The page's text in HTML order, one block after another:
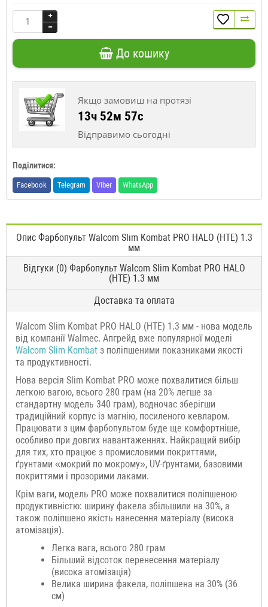
До кошику
Якщо замовиш на протязі
13ч 52м 56с
Відправимо сьогодні
Поділитися:
Facebook Telegram Viber WhatsApp
Опис Фарбопульт Walcom Slim Kombat PRO HALO (HTE) 1.3
мм
Відгуки (0) Фарбопульт Walcom Slim Kombat PRO HALO
(HTE) 1.3 мм
Доставка та оплата
Walcom Slim Kombat PRO HALO (HTE) 1.3 мм - нова модель
від компанії Walmec. Апгрейд вже популярної моделі
Walcom Slim Kombat з поліпшеними показниками якості
та продуктивності.
Нова версія Slim Kombat PRO може похвалитися більш
легкою вагою, всього 280 грам (на 20% легше за
стандартну модель 340 грам), водночас зберігши
традиційний корпус із магнію, посиленого кевларом.
Працювати з цим фарбопультом буде ще комфортніше,
особливо при довгих навантаженнях. Найкращий вибір
для тих, хто працює з промисловими покриттями,
ґрунтами «мокрий по мокрому», UV-ґрунтами, базовими
покриттями і прозорими лаками.
Крім ваги, модель PRO може похвалитися поліпшеною
продуктивністю: ширину факела збільшили на 30%, а
також поліпшено якість нанесення матеріалу (висока
атомізація).
Легка вага, всього 280 грам
Більший відсоток перенесення матеріалу
(висока атомізація)
Велика ширина факела, поліпшена на 30% (36
см)